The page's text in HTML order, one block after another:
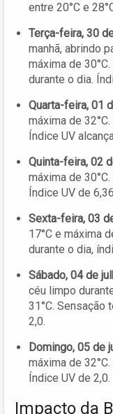
entre 20°C e
Terça-feira, 30
manhã, abrindo
máxima de
durante o dia.
Quarta-feira, 01
máxima de
Índice UV
Quinta-feira, 02
máxima de
Índice UV de
Sexta-feira, 03
17°C e máxima
durante o dia,
Sábado, 04 de
céu limpo
31°C. Sensação
2,0.
Domingo, 05 de
máxima de
Índice UV de 2,0.
Impacto da